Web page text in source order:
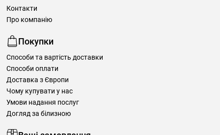
Контакти
Про компанію
Покупки
Способи та вартість доставки
Способи оплати
Доставка з Європи
Чому купувати у нас
Умови надання послуг
Догляд за білизною